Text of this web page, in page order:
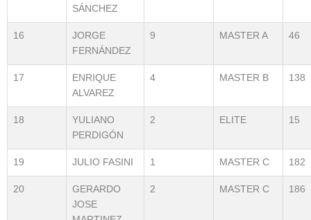
SÁNCHEZ
16
JORGE
FERNÁNDEZ
9 MASTER A 46
17
ENRIQUE
ALVAREZ
4 MASTER B 138
18
YULIANO
PERDIGÓN
2 ELITE 15
19 JULIO FASINI 1 MASTER C 182
20
GERARDO
JOSE
2 MASTER C 186